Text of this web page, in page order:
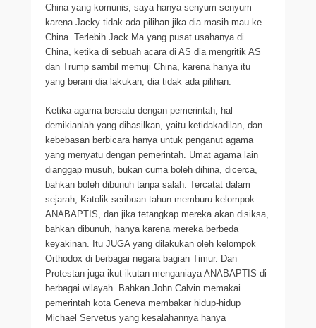
China yang komunis, saya hanya senyum-senyum
karena Jacky tidak ada pilihan jika dia masih mau ke
China. Terlebih Jack Ma yang pusat usahanya di
China, ketika di sebuah acara di AS dia mengritik AS
dan Trump sambil memuji China, karena hanya itu
yang berani dia lakukan, dia tidak ada pilihan.
Ketika agama bersatu dengan pemerintah, hal
demikianlah yang dihasilkan, yaitu ketidakadilan, dan
kebebasan berbicara hanya untuk penganut agama
yang menyatu dengan pemerintah. Umat agama lain
dianggap musuh, bukan cuma boleh dihina, dicerca,
bahkan boleh dibunuh tanpa salah. Tercatat dalam
sejarah, Katolik seribuan tahun memburu kelompok
ANABAPTIS, dan jika tetangkap mereka akan disiksa,
bahkan dibunuh, hanya karena mereka berbeda
keyakinan. Itu JUGA yang dilakukan oleh kelompok
Orthodox di berbagai negara bagian Timur. Dan
Protestan juga ikut-ikutan menganiaya ANABAPTIS di
berbagai wilayah. Bahkan John Calvin memakai
pemerintah kota Geneva membakar hidup-hidup
Michael Servetus yang kesalahannya hanya